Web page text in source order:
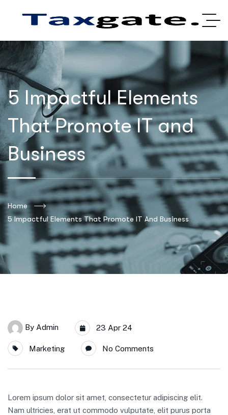
5 Impactful Elements
That Promote IT and
Business
Home
5 Impactful Elements That Promote IT And Business
By Admin 23 Apr 24
Marketing No Comments
Lorem ipsum dolor sit amet, consectetur adipiscing elit.
Nam ultricies, erat ut commodo vulputate, elit purus porta